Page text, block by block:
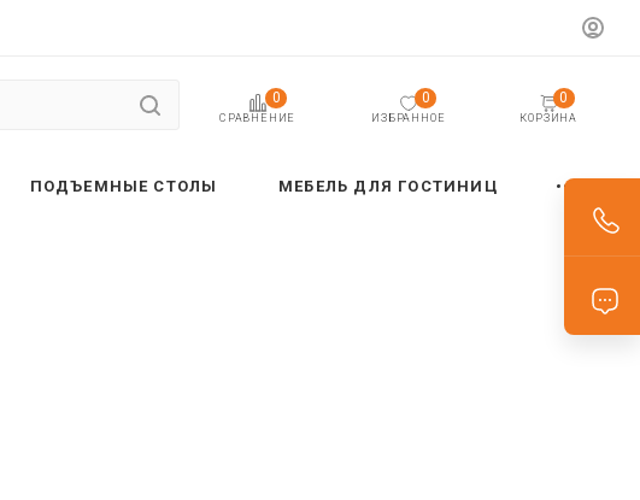
СРАВНЕНИЕ
0
ИЗБРАННОЕ
0
КОРЗИНА
0
ПОДЪЕМНЫЕ СТОЛЫ МЕБЕЛЬ ДЛЯ ГОСТИНИЦ